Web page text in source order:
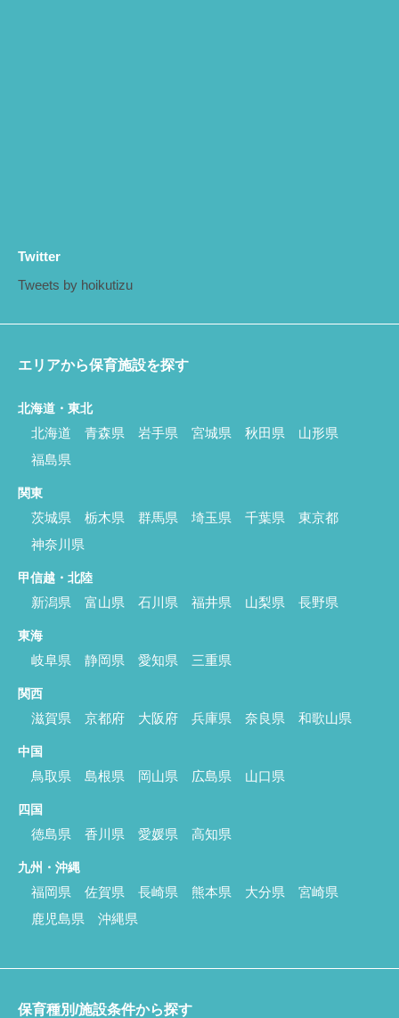
Twitter
Tweets by hoikutizu
エリアから保育施設を探す
北海道・東北
北海道 青森県 岩手県 宮城県 秋田県
山形県
福島県
関東
茨城県 栃木県 群馬県 埼玉県 千葉県
東京都
神奈川県
甲信越・北陸
新潟県 富山県 石川県 福井県 山梨県 長野県
東海
岐阜県 静岡県 愛知県 三重県
関西
滋賀県 京都府 大阪府 兵庫県 奈良県 和歌山県
中国
鳥取県 島根県 岡山県 広島県 山口県
四国
徳島県 香川県 愛媛県 高知県
九州・沖縄
福岡県 佐賀県 長崎県 熊本県 大分県
宮崎県
鹿児島県
沖縄県
保育種別/施設条件から探す